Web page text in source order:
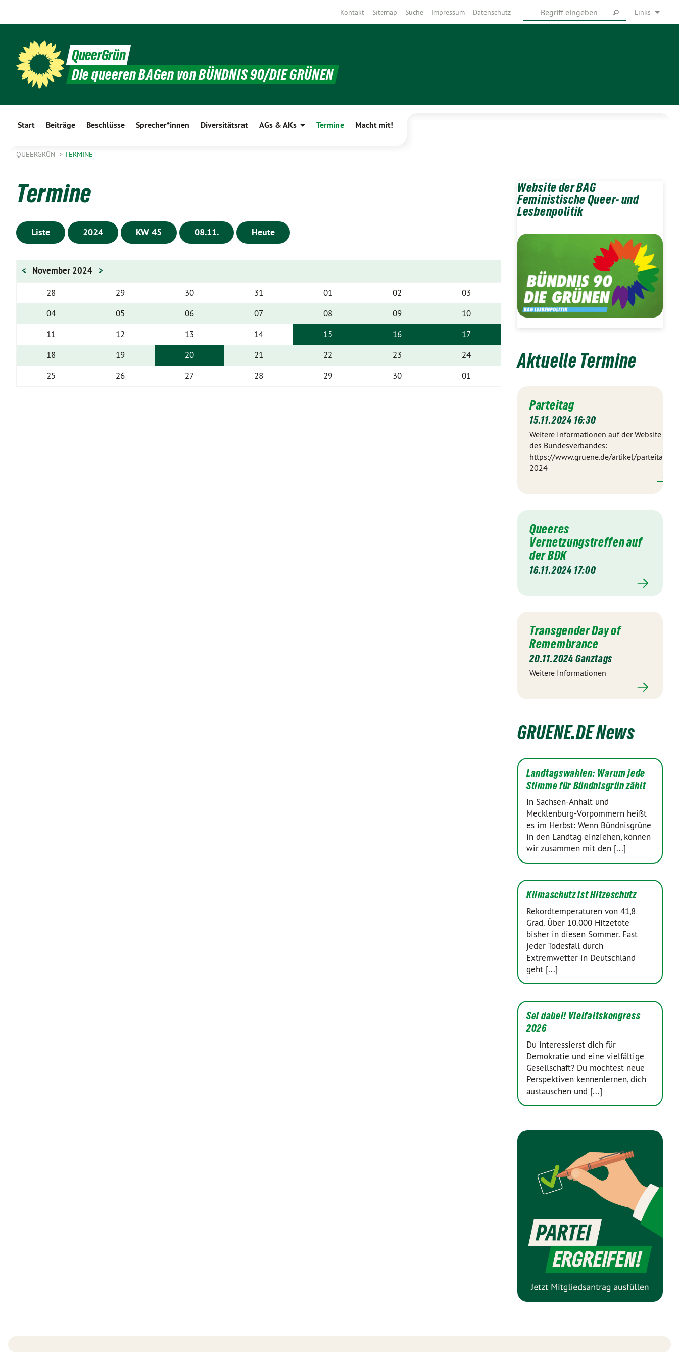
Links
Kontakt Sitemap Suche Impressum Datenschutz
QueerGrün
Die queeren BAGen von BÜNDNIS 90/DIE GRÜNEN
Start Beiträge Beschlüsse Sprecher*innen Diversitätsrat AGs & AKs Termine Macht mit!
QUEERGRÜN TERMINE
Termine
Liste 2024 KW 45 08.11. Heute
< November 2024 >
28
29 30 31 01 02
03
04
05 06 07 08 09
10
11
12 13 14 15 16
17
18
19 20 21 22 23
24
25
26 27 28 29 30 01
Website der BAG
Feministische Queer- und
Lesbenpolitik
Aktuelle Termine
Parteitag
15.11.2024 16:30
Weitere Informationen auf der Website
des Bundesverbandes:
https://www.gruene.de/artikel/parteitag-
2024
Queeres
Vernetzungstreffen auf
der BDK
16.11.2024 17:00
Transgender Day of
Remembrance
20.11.2024 Ganztags
Weitere Informationen
GRUENE.DE News
Landtagswahlen: Warum jede
Stimme für Bündnisgrün zählt
In Sachsen-Anhalt und
Mecklenburg-Vorpommern heißt
es im Herbst: Wenn Bündnisgrüne
in den Landtag einziehen, können
wir zusammen mit den [...]
Klimaschutz ist Hitzeschutz
Rekordtemperaturen von 41,8
Grad. Über 10.000 Hitzetote
bisher in diesen Sommer. Fast
jeder Todesfall durch
Extremwetter in Deutschland
geht [...]
Sei dabei! Vielfaltskongress
2026
Du interessierst dich für
Demokratie und eine vielfältige
Gesellschaft? Du möchtest neue
Perspektiven kennenlernen, dich
austauschen und [...]